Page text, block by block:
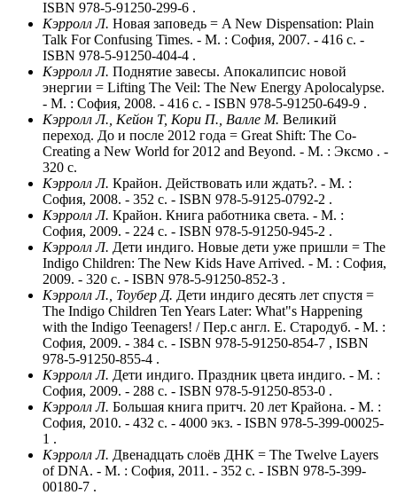
ISBN 978-5-91250-299-6 .
Кэрролл Л. Новая заповедь = A New Dispensation: Plain
Talk For Confusing Times. - М. : София, 2007. - 416 с. -
ISBN 978-5-91250-404-4 .
Кэрролл Л. Поднятие завесы. Апокалипсис новой
энергии = Lifting The Veil: The New Energy Apolocalypse.
- М. : София, 2008. - 416 с. - ISBN 978-5-91250-649-9 .
Кэрролл Л., Кейон Т, Кори П., Валле М. Великий
переход. До и после 2012 года = Great Shift: The Co-
Creating a New World for 2012 and Beyond. - М. : Эксмо . -
320 с.
Кэрролл Л. Крайон. Действовать или ждать?. - М. :
София, 2008. - 352 с. - ISBN 978-5-9125-0792-2 .
Кэрролл Л. Крайон. Книга работника света. - М. :
София, 2009. - 224 с. - ISBN 978-5-91250-945-2 .
Кэрролл Л. Дети индиго. Новые дети уже пришли = The
Indigo Children: The New Kids Have Arrived. - М. : София,
2009. - 320 с. - ISBN 978-5-91250-852-3 .
Кэрролл Л., Тоубер Д. Дети индиго десять лет спустя =
The Indigo Children Ten Years Later: What"s Happening
with the Indigo Teenagers! / Пер.с англ. Е. Стародуб. - М. :
София, 2009. - 384 с. - ISBN 978-5-91250-854-7 , ISBN
978-5-91250-855-4 .
Кэрролл Л. Дети индиго. Праздник цвета индиго. - М. :
София, 2009. - 288 с. - ISBN 978-5-91250-853-0 .
Кэрролл Л. Большая книга притч. 20 лет Крайона. - М. :
София, 2010. - 432 с. - 4000 экз. - ISBN 978-5-399-00025-
1 .
Кэрролл Л. Двенадцать слоёв ДНК = The Twelve Layers
of DNA. - М. : София, 2011. - 352 с. - ISBN 978-5-399-
00180-7 .